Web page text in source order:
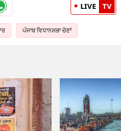
LIVE TV
ਪੰਜਾਬ ਵਿਧਾਨਸਭਾ ਚੋਣਾਂ